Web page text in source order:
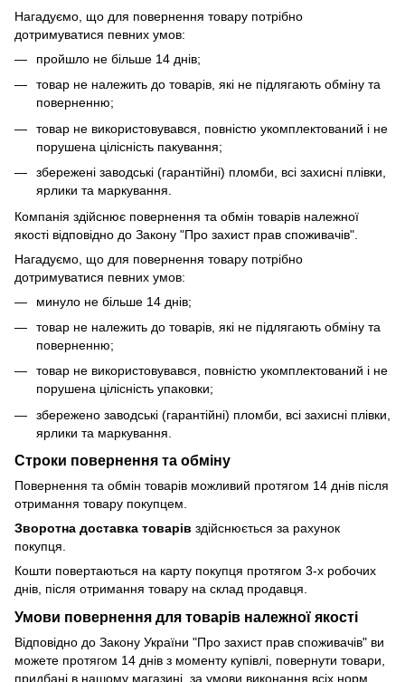
Нагадуємо, що для повернення товару потрібно
дотримуватися певних умов:
пройшло не більше 14 днів;
товар не належить до товарів, які не підлягають обміну та
поверненню;
товар не використовувався, повністю укомплектований і не
порушена цілісність пакування;
збережені заводські (гарантійні) пломби, всі захисні плівки,
ярлики та маркування.
Компанія здійснює повернення та обмін товарів належної
якості відповідно до Закону "Про захист прав споживачів".
Нагадуємо, що для повернення товару потрібно
дотримуватися певних умов:
минуло не більше 14 днів;
товар не належить до товарів, які не підлягають обміну та
поверненню;
товар не використовувався, повністю укомплектований і не
порушена цілісність упаковки;
збережено заводські (гарантійні) пломби, всі захисні плівки,
ярлики та маркування.
Строки повернення та обміну
Повернення та обмін товарів можливий протягом 14 днів після
отримання товару покупцем.
Зворотна доставка товарів здійснюється за рахунок
покупця.
Кошти повертаються на карту покупця протягом 3-х робочих
днів, після отримання товару на склад продавця.
Умови повернення для товарів належної якості
Відповідно до Закону України "Про захист прав споживачів" ви
можете протягом 14 днів з моменту купівлі, повернути товари,
придбані в нашому магазині, за умови виконання всіх норм